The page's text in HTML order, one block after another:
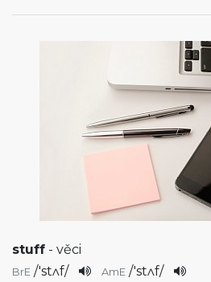
stuff - věci
BrE /'stʌf/ AmE /'stʌf/